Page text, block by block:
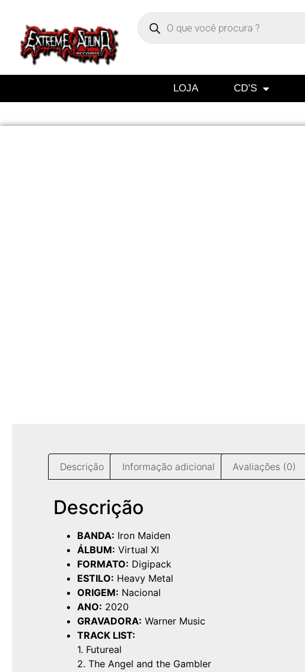
LOJA CD’S
Descrição Informação adicional Avaliações (0)
Descrição
BANDA: Iron Maiden
ÁLBUM: Virtual XI
FORMATO: Digipack
ESTILO: Heavy Metal
ORIGEM: Nacional
ANO: 2020
GRAVADORA: Warner Music
TRACK LIST:
1. Futureal
2. The Angel and the Gambler